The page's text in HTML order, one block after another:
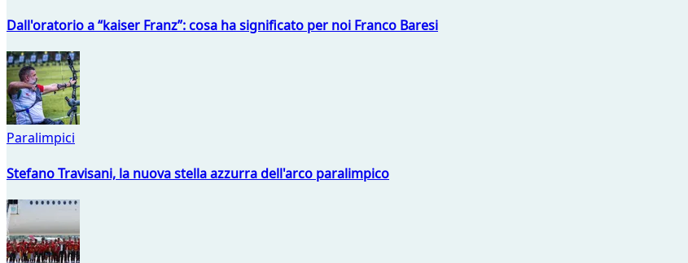
Dall'oratorio a “kaiser Franz”: cosa ha significato per noi Franco Baresi
Paralimpici
Stefano Travisani, la nuova stella azzurra dell'arco paralimpico